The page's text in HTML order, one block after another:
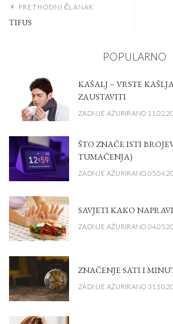
PRETHODNI ČLANAK
TIFUS
POPULARNO
KAŠALJ – VRSTE
ZAUSTAVITI
ZADNJE AŽURIRANO
ŠTO ZNAČE ISTI
TUMAČENJA)
ZADNJE AŽURIRANO
SAVJETI KAKO
ZADNJE AŽURIRANO
ZNAČENJE SATI I
ZADNJE AŽURIRANO